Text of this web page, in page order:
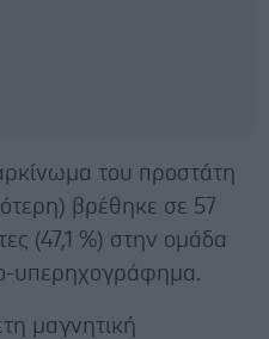
του προστάτη
βρέθηκε σε 57
(47,1 %) στην ομάδα
υπερηχογράφημα.
μαγνητική